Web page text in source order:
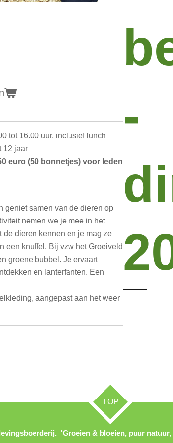
-
tot 16.00 uur, inclusief lunch
12 jaar
euro (50 bonnetjes) voor leden
geniet samen van de dieren op
nemen we je mee in het
de dieren kennen en je mag ze
een knuffel. Bij vzw het Groeiveld
groene bubbel. Je ervaart
en lanterfanten. Een
aangepast aan het weer
TOP
'Groeien & bloeien, puur